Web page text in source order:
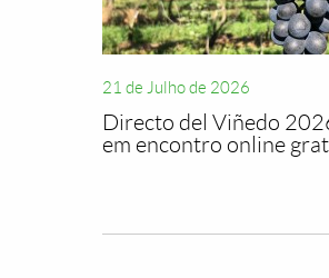
21 de Julho de 2026
Directo del Viñedo
em encontro online